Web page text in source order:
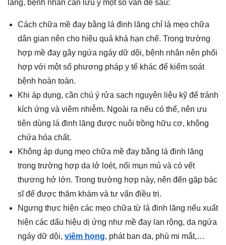
lăng, bệnh nhân cần lưu ý một số vấn đề sau:
Cách chữa mề đay bằng lá đinh lăng chỉ là mẹo chữa
dân gian nên cho hiệu quả khá hạn chế. Trong trường
hợp mề đay gây ngứa ngáy dữ dội, bệnh nhân nên phối
hợp với một số phương pháp y tế khác để kiểm soát
bệnh hoàn toàn.
Khi áp dụng, cần chú ý rửa sạch nguyên liệu kỹ để tránh
kích ứng và viêm nhiễm. Ngoài ra nếu có thể, nên ưu
tiên dùng lá đinh lăng được nuôi trồng hữu cơ, không
chứa hóa chất.
Không áp dụng mẹo chữa mề đay bằng lá đinh lăng
trong trường hợp da lở loét, nổi mụn mủ và có vết
thương hở lớn. Trong trường hợp này, nên đến gặp bác
sĩ để được thăm khám và tư vấn điều trị.
Ngưng thực hiện các mẹo chữa từ lá đinh lăng nếu xuất
hiện các dấu hiệu dị ứng như mề đay lan rộng, da ngứa
ngáy dữ dội, viêm họng, phát ban da, phù mi mắt,…